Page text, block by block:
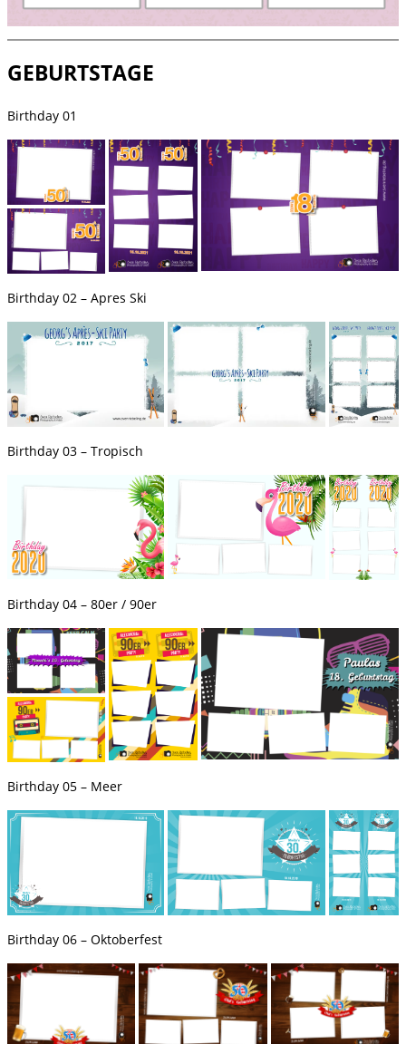
GEBURTSTAGE
Birthday 01
Birthday 02 – Apres Ski
Birthday 03 – Tropisch
Birthday 04 – 80er / 90er
Birthday 05 – Meer
Birthday 06 – Oktoberfest